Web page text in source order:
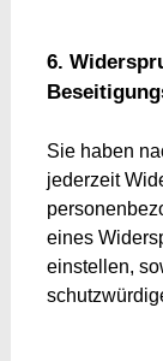
6.
Sie haben
jederzeit
eines
einstellen,